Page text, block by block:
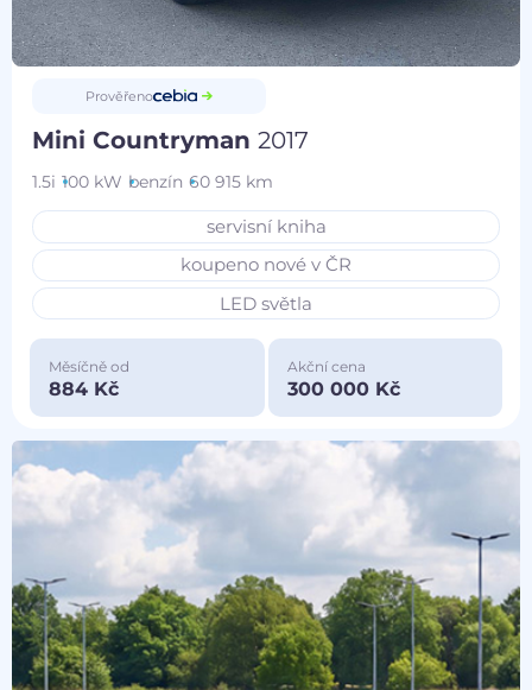
Prověřeno
Mini Countryman2017
1.5i 100 kW benzín 60 915 km
servisní kniha
koupeno nové v ČR
LED světla
Měsíčně od
884 Kč
Akční cena
300 000 Kč